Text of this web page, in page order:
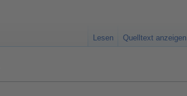
Lesen Quelltext anzeigen